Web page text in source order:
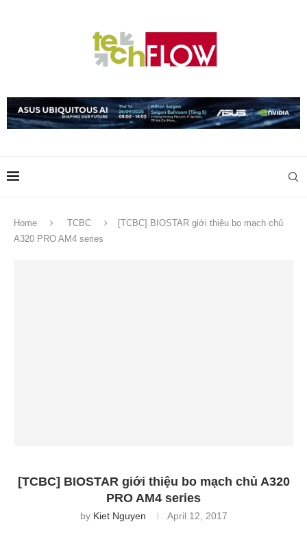
Home TCBC
[TCBC] BIOSTAR giới thiệu bo mạch chủ
A320 PRO AM4 series
[TCBC] BIOSTAR giới thiệu bo mạch chủ A320
PRO AM4 series
by Kiet Nguyen April 12, 2017